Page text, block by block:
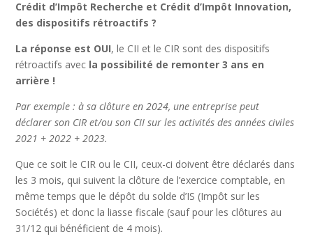
Crédit d’Impôt Recherche et Crédit d’Impôt Innovation,
des dispositifs rétroactifs ?
La réponse est OUI, le CII et le CIR sont des dispositifs
rétroactifs avec la possibilité de remonter 3 ans en
arrière !
Par exemple : à sa clôture en 2024, une entreprise peut
déclarer son CIR et/ou son CII sur les activités des années civiles
2021 + 2022 + 2023.
Que ce soit le CIR ou le CII, ceux-ci doivent être déclarés dans
les 3 mois, qui suivent la clôture de l’exercice comptable, en
même temps que le dépôt du solde d’IS (Impôt sur les
Sociétés) et donc la liasse fiscale (sauf pour les clôtures au
31/12 qui bénéficient de 4 mois).